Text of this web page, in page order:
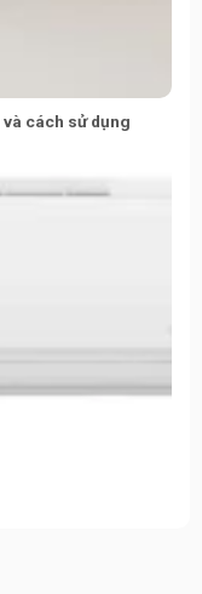
cách sử dụng